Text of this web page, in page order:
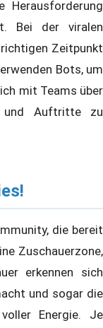
Herausforderung
Bei der viralen
Zeitpunkt
Bots, um
mit Teams über
und Auftritte zu
die bereit
Zuschauerzone,
erkennen sich
und sogar die
Energie. Je